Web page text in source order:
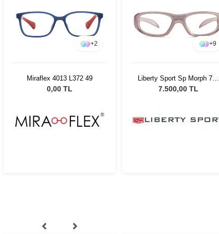
+2
Miraflex 4013 L372 49
0,00 TL
+9
Liberty Sport Sp Morph 771
51 O
7.500,00 TL